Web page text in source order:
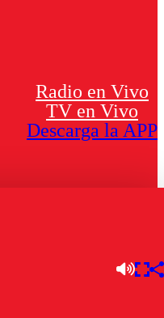
Radio en Vivo
TV en Vivo
Descarga la APP